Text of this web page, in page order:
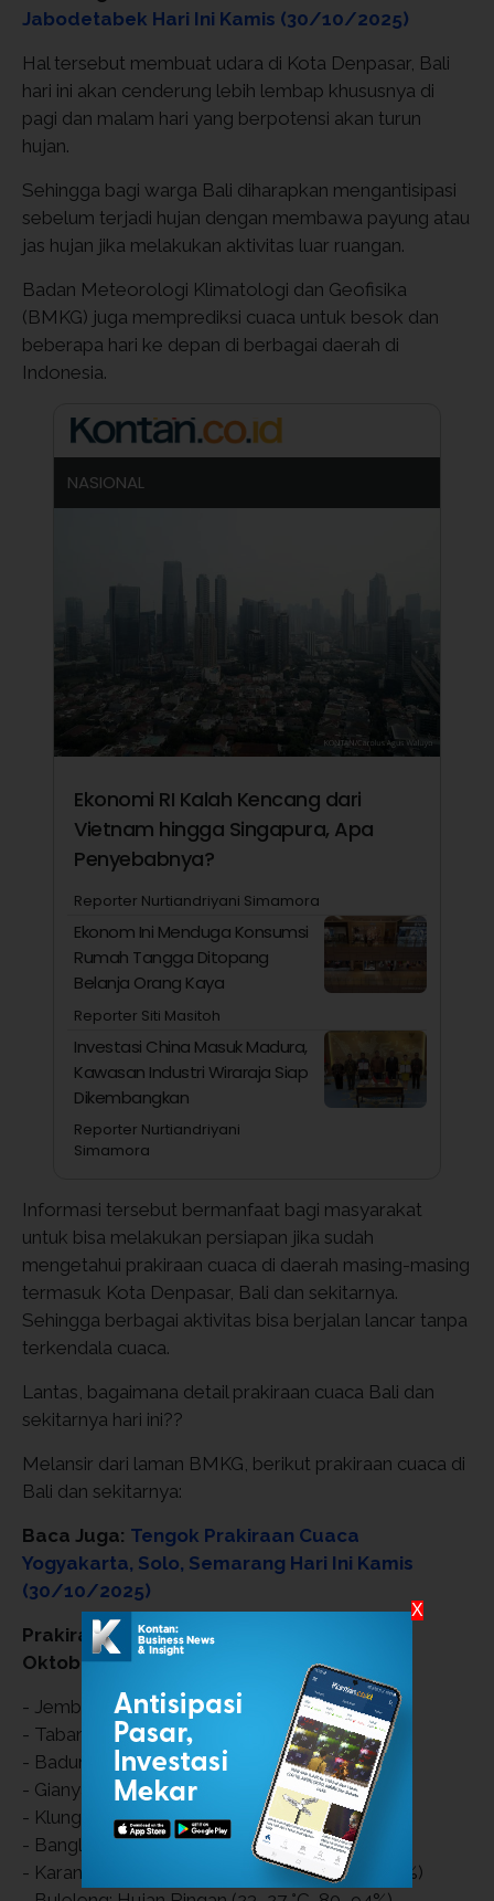
Jabodetabek Hari Ini Kamis (30/10/2025)
Hal tersebut membuat udara di Kota Denpasar, Bali
hari ini akan cenderung lebih lembap khususnya di
pagi dan malam hari yang berpotensi akan turun
hujan.
Sehingga bagi warga Bali diharapkan mengantisipasi
sebelum terjadi hujan dengan membawa payung atau
jas hujan jika melakukan aktivitas luar ruangan.
Badan Meteorologi Klimatologi dan Geofisika
(BMKG) juga memprediksi cuaca untuk besok dan
beberapa hari ke depan di berbagai daerah di
Indonesia.
NASIONAL
Ekonomi RI Kalah Kencang dari
Vietnam hingga Singapura, Apa
Penyebabnya?
Reporter Nurtiandriyani Simamora
Ekonom Ini Menduga Konsumsi
Rumah Tangga Ditopang
Belanja Orang Kaya
Reporter Siti Masitoh
Investasi China Masuk Madura,
Kawasan Industri Wiraraja Siap
Dikembangkan
Reporter Nurtiandriyani
Simamora
Informasi tersebut bermanfaat bagi masyarakat
untuk bisa melakukan persiapan jika sudah
mengetahui prakiraan cuaca di daerah masing-masing
termasuk Kota Denpasar, Bali dan sekitarnya.
Sehingga berbagai aktivitas bisa berjalan lancar tanpa
terkendala cuaca.
Lantas, bagaimana detail prakiraan cuaca Bali dan
sekitarnya hari ini??
Melansir dari laman BMKG, berikut prakiraan cuaca di
Bali dan sekitarnya:
Baca Juga: Tengok Prakiraan Cuaca
Yogyakarta, Solo, Semarang Hari Ini Kamis
(30/10/2025)
Prakiraan Cuaca Bali dan Sekitarnya 30
Oktober 2025
- Jembrana: Hujan Ringan (22–32 °C, 76–98%)
- Tabanan: Hujan Ringan (22–26 °C, 82–97%)
- Badung: Hujan Ringan (23–32 °C, 75–98%)
- Gianyar: Hujan Ringan (23–27 °C, 80–96%)
- Klungkung: Hujan Ringan (24–32 °C, 70–93%)
- Bangli: Hujan Ringan (19–23 °C, 82–99%)
- Karangasem: Hujan Ringan (20–26 °C, 81–98%)
X